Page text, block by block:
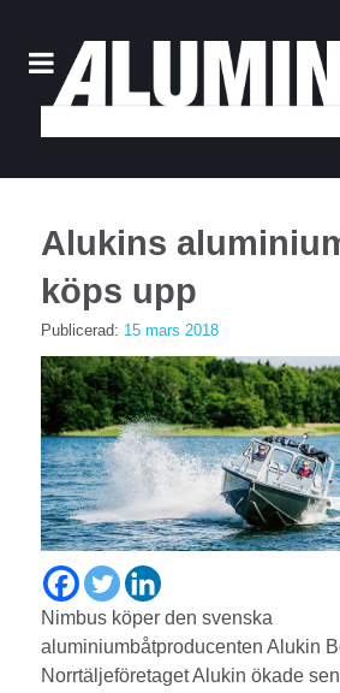
Alukins
köps upp
Publicerad: 15 mars 2018
Nimbus köper den svenska
aluminiumbåtproducenten Alukin
Norrtäljeföretaget Alukin ökade